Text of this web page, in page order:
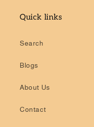
Quick links
Search
Blogs
About Us
Contact